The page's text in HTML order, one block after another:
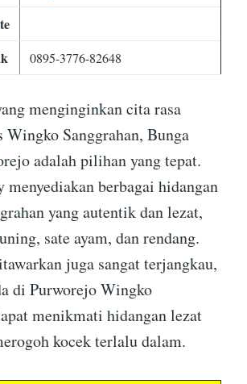
0895-3776-82648
menginginkan cita rasa
Wingko Sanggrahan, Bunga
adalah pilihan yang tepat.
menyediakan berbagai hidangan
yang autentik dan lezat,
sate ayam, dan rendang.
juga sangat terjangkau,
di Purworejo Wingko
menikmati hidangan lezat
kocek terlalu dalam.